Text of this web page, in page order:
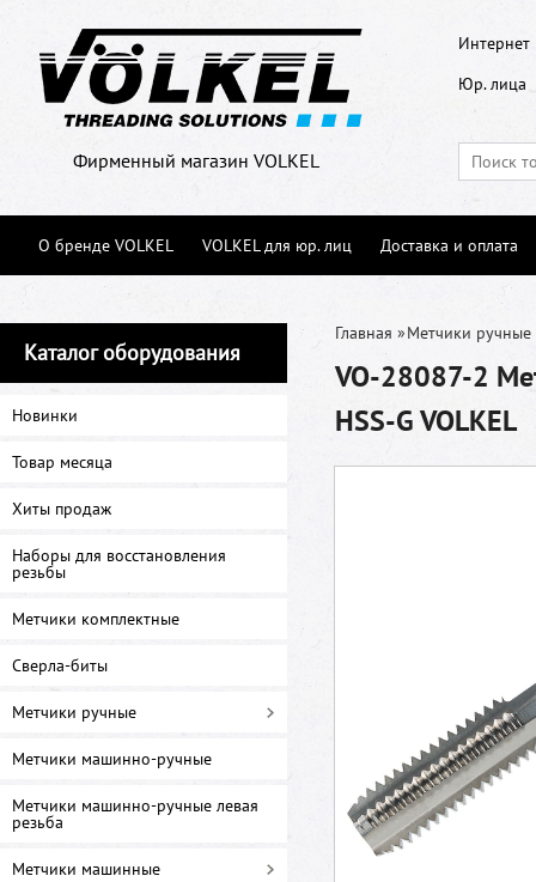
Фирменный магазин VOLKEL
Интернет
Юр. лица
О бренде VOLKEL VOLKEL для юр. лиц Доставка и оплата
Каталог оборудования
Новинки
Товар месяца
Хиты продаж
Наборы для восстановления
резьбы
Метчики комплектные
Сверла-биты
Метчики ручные
Метчики машинно-ручные
Метчики машинно-ручные левая
резьба
Метчики машинные
Главная »Метчики ручные
VO-28087-2
HSS-G VOLKEL